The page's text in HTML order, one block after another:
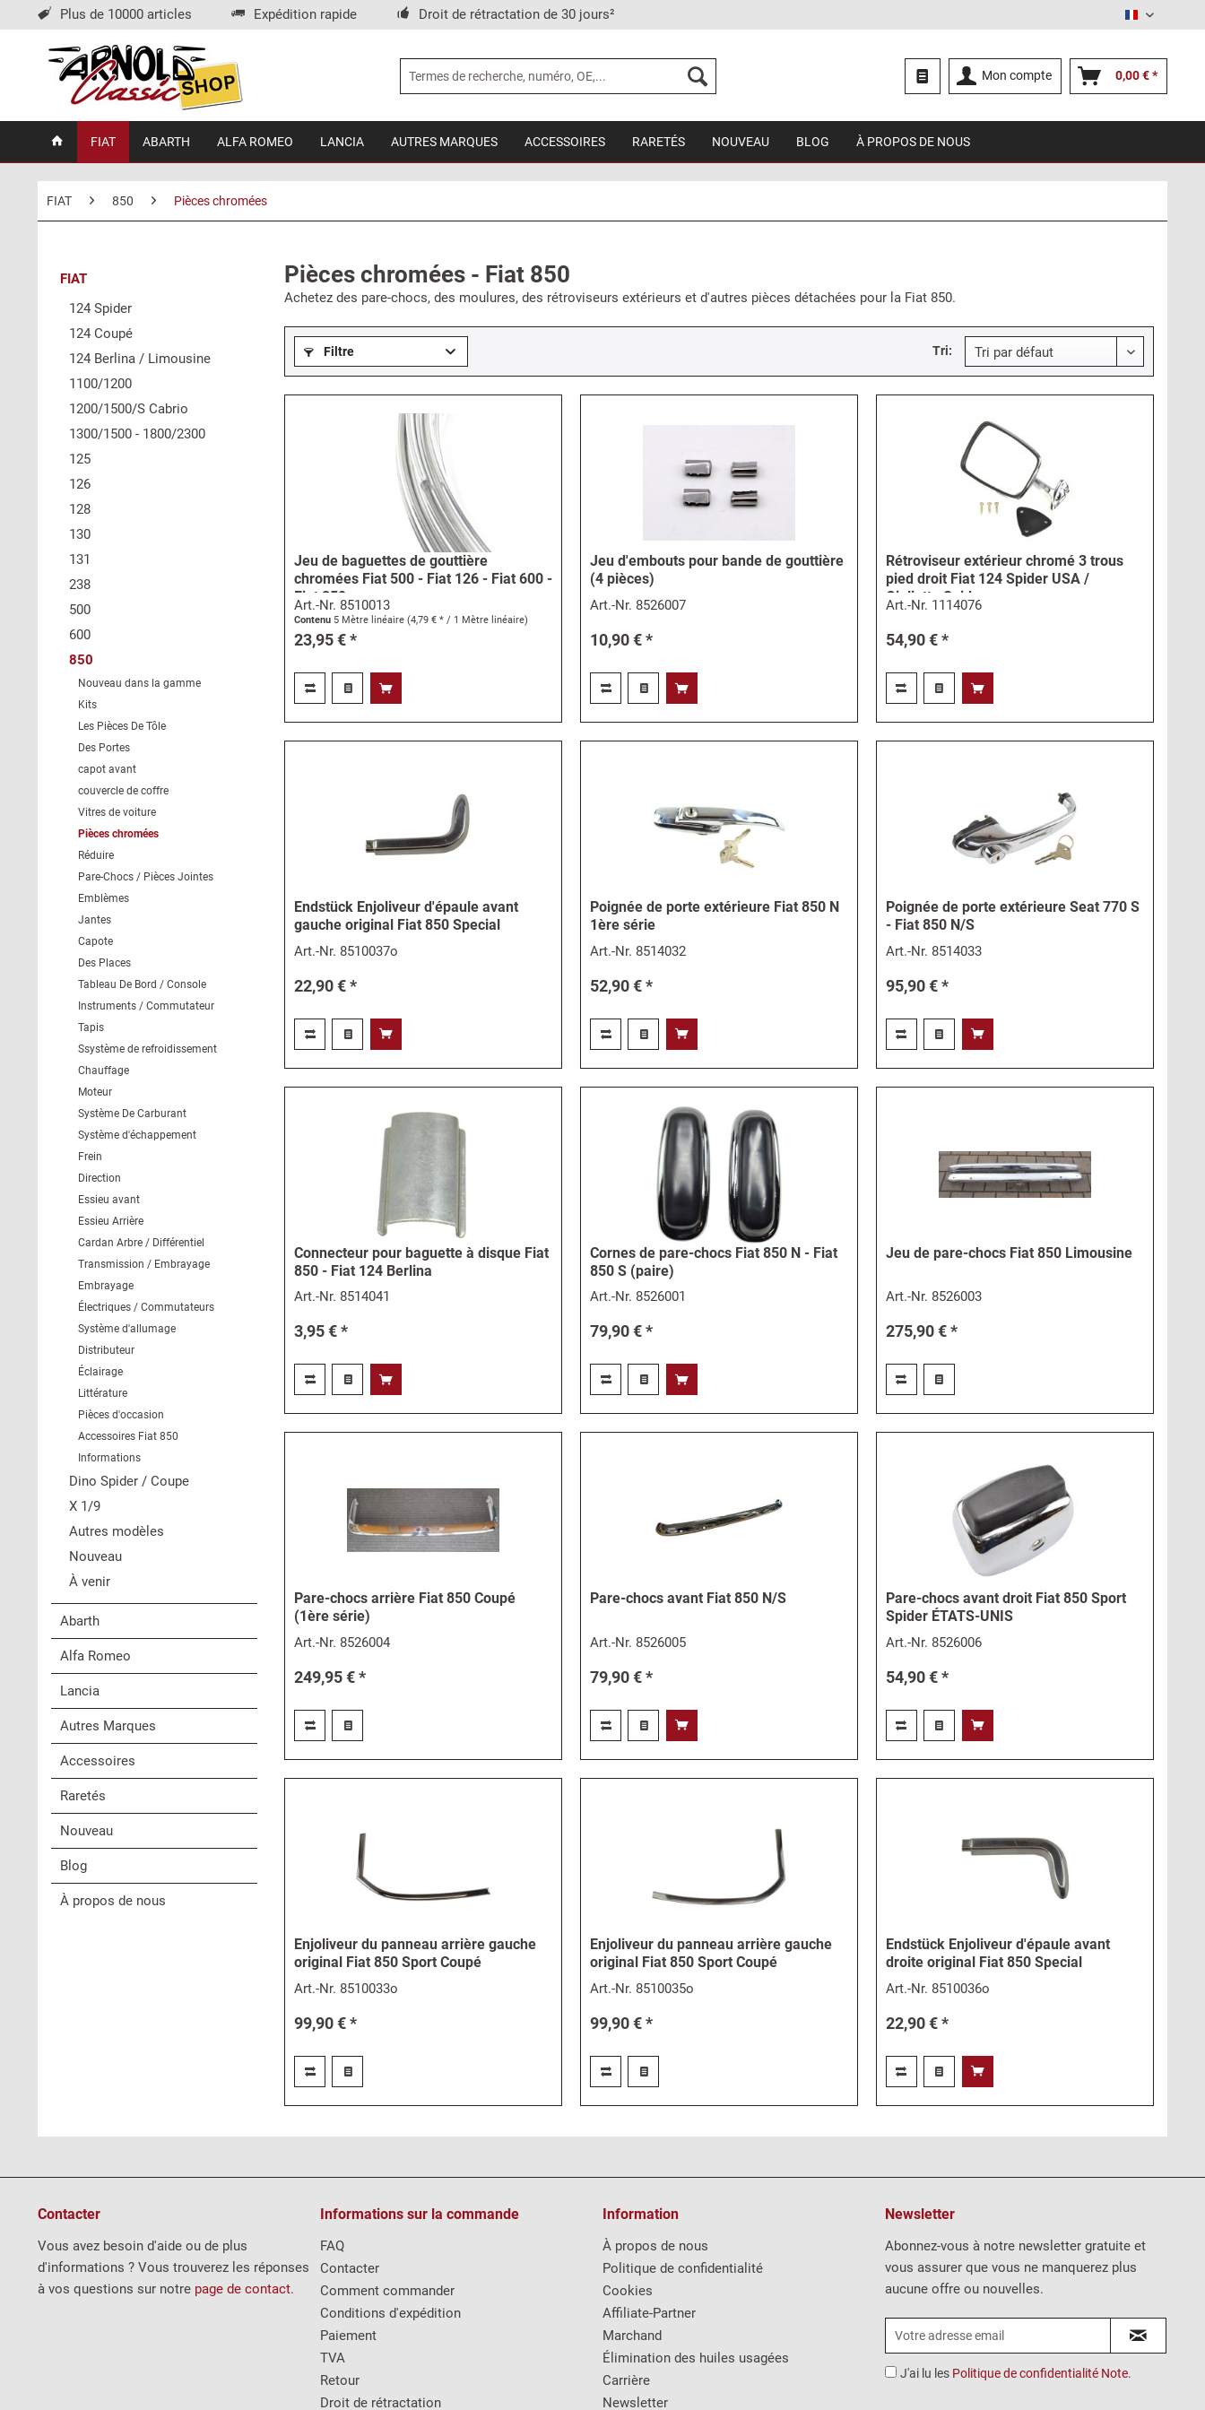
Plus de 10000 articles Expédition rapide Droit de rétractation de 30 jours² Français
Mon compte 0,00 € *
FIAT ABARTH ALFA ROMEO LANCIA AUTRES MARQUES ACCESSOIRES RARETÉS NOUVEAU BLOG À PROPOS DE NOUS
FIAT 850 Pièces chromées
FIAT
124 Spider
124 Coupé
124 Berlina / Limousine
1100/1200
1200/1500/S Cabrio
1300/1500 - 1800/2300
125
126
128
130
131
238
500
600
850
Nouveau dans la gamme
Kits
Les Pièces De Tôle
Des Portes
capot avant
couvercle de coffre
Vitres de voiture
Pièces chromées
Réduire
Pare-Chocs / Pièces Jointes
Emblèmes
Jantes
Capote
Des Places
Tableau De Bord / Console
Instruments / Commutateur
Tapis
Ssystème de refroidissement
Chauffage
Moteur
Système De Carburant
Système d'échappement
Frein
Direction
Essieu avant
Essieu Arrière
Cardan Arbre / Différentiel
Transmission / Embrayage
Embrayage
Électriques / Commutateurs
Système d'allumage
Distributeur
Éclairage
Littérature
Pièces d'occasion
Accessoires Fiat 850
Informations
Dino Spider / Coupe
X 1/9
Autres modèles
Nouveau
À venir
Abarth
Alfa Romeo
Lancia
Autres Marques
Accessoires
Raretés
Nouveau
Blog
À propos de nous
Pièces chromées - Fiat 850
Achetez des pare-chocs, des moulures, des rétroviseurs extérieurs et d'autres pièces détachées pour la Fiat 850.
Filtre Tri:
Jeu de baguettes de gouttière
chromées Fiat 500 - Fiat 126 - Fiat 600 -
Fiat 850
Art.-Nr. 8510013
Contenu 5 Mètre linéaire(4,79 € * / 1 Mètre linéaire)
23,95 € *
Jeu d'embouts pour bande de gouttière
(4 pièces)
Art.-Nr. 8526007
10,90 € *
Rétroviseur extérieur chromé 3 trous
pied droit Fiat 124 Spider USA /
Giulietta Spider
Art.-Nr. 1114076
54,90 € *
Endstück Enjoliveur d'épaule avant
gauche original Fiat 850 Special
Art.-Nr. 8510037o
22,90 € *
Poignée de porte extérieure Fiat 850 N
1ère série
Art.-Nr. 8514032
52,90 € *
Poignée de porte extérieure Seat 770 S
- Fiat 850 N/S
Art.-Nr. 8514033
95,90 € *
Connecteur pour baguette à disque Fiat
850 - Fiat 124 Berlina
Art.-Nr. 8514041
3,95 € *
Cornes de pare-chocs Fiat 850 N - Fiat
850 S (paire)
Art.-Nr. 8526001
79,90 € *
Jeu de pare-chocs Fiat 850 Limousine
Art.-Nr. 8526003
275,90 € *
Pare-chocs arrière Fiat 850 Coupé
(1ère série)
Art.-Nr. 8526004
249,95 € *
Pare-chocs avant Fiat 850 N/S
Art.-Nr. 8526005
79,90 € *
Pare-chocs avant droit Fiat 850 Sport
Spider ÉTATS-UNIS
Art.-Nr. 8526006
54,90 € *
Enjoliveur du panneau arrière gauche
original Fiat 850 Sport Coupé
Art.-Nr. 8510033o
99,90 € *
Enjoliveur du panneau arrière gauche
original Fiat 850 Sport Coupé
Art.-Nr. 8510035o
99,90 € *
Endstück Enjoliveur d'épaule avant
droite original Fiat 850 Special
Art.-Nr. 8510036o
22,90 € *
Contacter
Vous avez besoin d'aide ou de plus
d'informations ? Vous trouverez les réponses
à vos questions sur notre page de contact.
Informations sur la commande
FAQ
Contacter
Comment commander
Conditions d'expédition
Paiement
TVA
Retour
Droit de rétractation
Information
À propos de nous
Politique de confidentialité
Cookies
Affiliate-Partner
Marchand
Élimination des huiles usagées
Carrière
Newsletter
Newsletter
Abonnez-vous à notre newsletter gratuite et
vous assurer que vous ne manquerez plus
aucune offre ou nouvelles.
J'ai lu les Politique de confidentialité Note.